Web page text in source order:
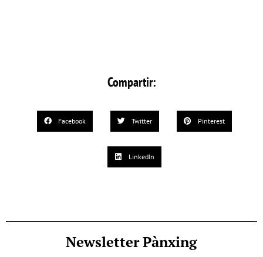
Compartir:
Facebook Twitter Pinterest
LinkedIn
Newsletter Pànxing